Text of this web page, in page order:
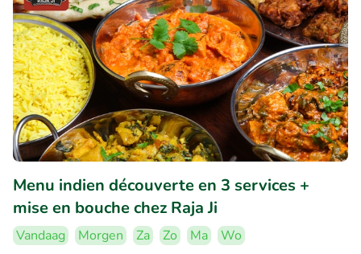
Menu indien découverte en 3 services +
mise en bouche chez Raja Ji
Vandaag Morgen Za Zo Ma
Wo